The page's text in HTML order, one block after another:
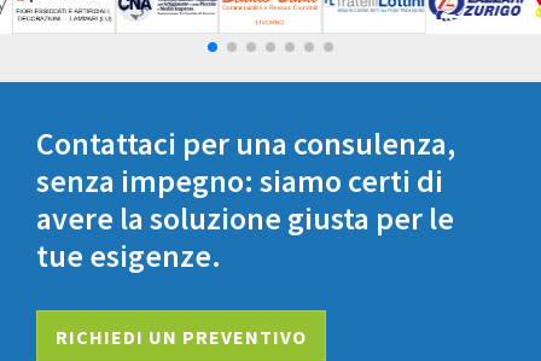
Contattaci per una consulenza,
senza impegno: siamo certi di
avere la soluzione giusta per le
tue esigenze.
RICHIEDI UN PREVENTIVO